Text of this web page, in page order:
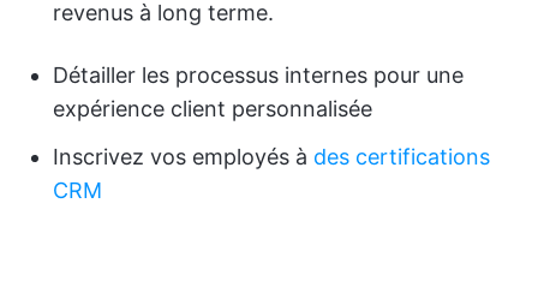
revenus à long terme.
Détailler les processus internes pour une
expérience client personnalisée
Inscrivez vos employés à des certifications
CRM